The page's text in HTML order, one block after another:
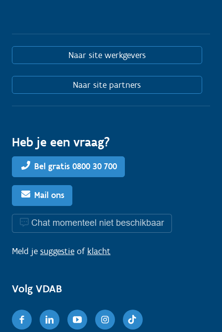
Naar site werkgevers
Naar site partners
Heb je een vraag?
Bel gratis 0800 30 700
Mail ons
Chat momenteel niet beschikbaar
Meld je suggestie of klacht
Volg VDAB
FacebookLinkedinYoutubeInstagram